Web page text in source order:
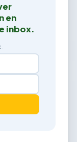
en
inbox.